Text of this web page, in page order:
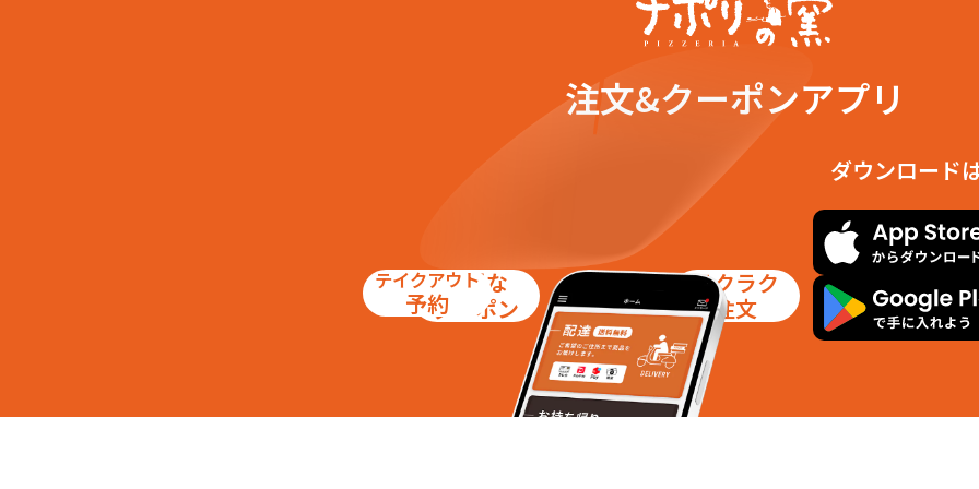
注文&クーポンアプリ
お得な
クーポン
テイクアウト
予約
ラクラク
注文
ダウンロード